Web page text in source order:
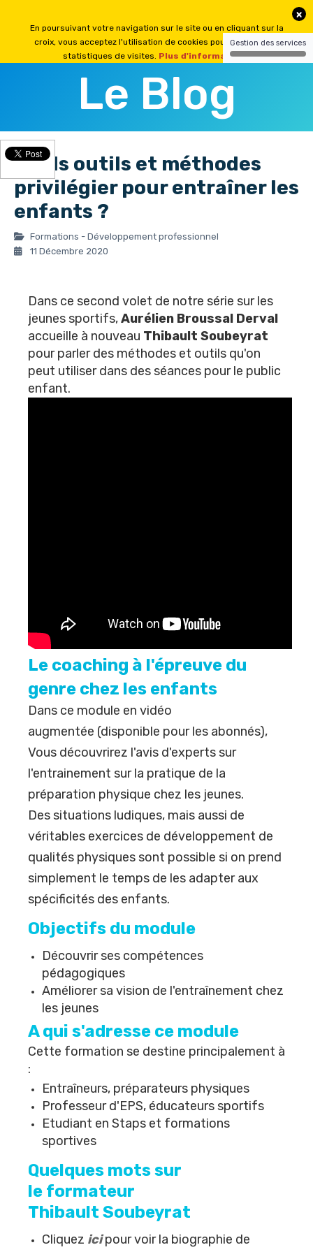
Le Blog
Quels outils et méthodes
privilégier pour entraîner les
enfants ?
Formations - Développement professionnel
11 Décembre 2020
Dans ce second volet de notre série sur les
jeunes sportifs,Aurélien Broussal Derval
accueille à nouveau Thibault Soubeyrat
pour parler des méthodes et outils qu'on
peut utiliser dans des séances pour le public
enfant.
Le coaching à l'épreuve du
genre chez les enfants
Dans ce module en vidéo
augmentée (disponible pour les abonnés),
Vous découvrirez l'avis d'experts sur
l'entrainement sur la pratique de la
préparation physique chez les jeunes.
Des situations ludiques, mais aussi de
véritables exercices de développement de
qualités physiques sont possible si on prend
simplement le temps de les adapter aux
spécificités des enfants.
Objectifs du module
Découvrir ses compétences
pédagogiques
Améliorer sa vision de l'entraînement chez
les jeunes
A qui s'adresse ce module
Cette formation se destine principalement à
:
Entraîneurs, préparateurs physiques
Professeur d'EPS, éducateurs sportifs
Etudiant en Staps et formations
sportives
Quelques mots sur
le formateur
Thibault Soubeyrat
Cliquez icipour voir la biographie de